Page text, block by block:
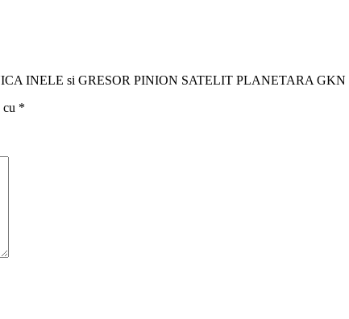
INELE si GRESOR PINION SATELIT PLANETARA GKN
cu *